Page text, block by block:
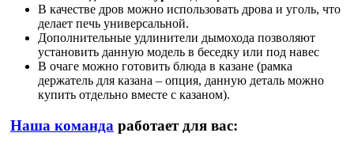
В качестве дров можно использовать дрова и уголь, что
делает печь универсальной.
Дополнительные удлинители дымохода позволяют
установить данную модель в беседку или под навес
В очаге можно готовить блюда в казане (рамка
держатель для казана – опция, данную деталь можно
купить отдельно вместе с казаном).
Наша команда работает для вас: